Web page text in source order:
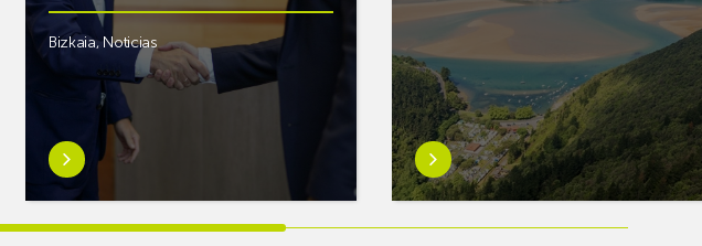
Bizkaia,Noticias
Saber
más
sobreMikel
Jauregi
Saber
más
sobreEuskaltel
realiza